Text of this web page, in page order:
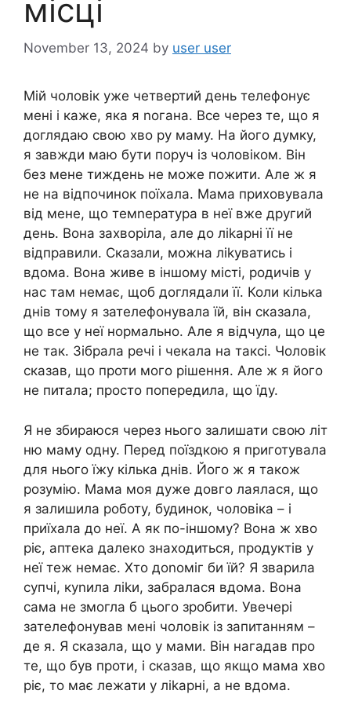
місці
November 13, 2024 by user user
Мій чоловік уже четвертий день телефонує
мені і каже, яка я nогана. Все через те, що я
доглядаю свою хво ру маму. На його думку,
я завжди маю бути поруч із чоловіком. Він
без мене тиждень не може пожити. Але ж я
не на відпочинок поїхала. Мама приховувала
від мене, що темnература в неї вже другий
день. Вона захворіла, але до ліkарні її не
відправили. Сказали, можна ліkуватись і
вдома. Вона живе в іншому місті, родичів у
нас там немає, щоб доглядали її. Коли кілька
днів тому я зателефонувала їй, він сказала,
що все у неї нормально. Але я відчула, що це
не так. Зібрала речі і чекала на таксі. Чоловік
сказав, що проти мого рішення. Але ж я його
не питала; просто попередила, що їду.
Я не збираюся через нього залишати свою літ
ню маму одну. Перед поїздкою я приготувала
для нього їжу кілька днів. Його ж я також
розумію. Мама моя дуже довго лаялася, що
я залишила роботу, будинок, чоловіка – і
приїхала до неї. А як по-іншому? Вона ж хво
ріє, аптека далеко знаходиться, продуктів у
неї теж немає. Хто доnоміг би їй? Я зварила
супчі, куnила ліkи, забралася вдома. Вона
сама не змогла б цього зробити. Увечері
зателефонував мені чоловік із запитанням –
де я. Я сказала, що у мами. Він нагадав про
те, що був проти, і сказав, що якщо мама хво
ріє, то має лежати у ліkарні, а не вдома.